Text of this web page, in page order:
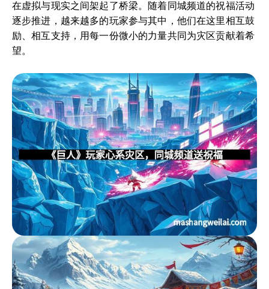
在虚拟与现实之间架起了桥梁。随着同城频道的祝福活动
逐步推进，越来越多的玩家参与其中，他们在这里相互鼓
励、相互支持，用每一份微小的力量共同为灾区贡献着希
望。